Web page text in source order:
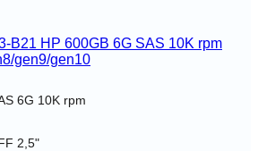
B21 HP 600GB 6G SAS 10K rpm
gen9/gen10
6G 10K rpm
2,5"